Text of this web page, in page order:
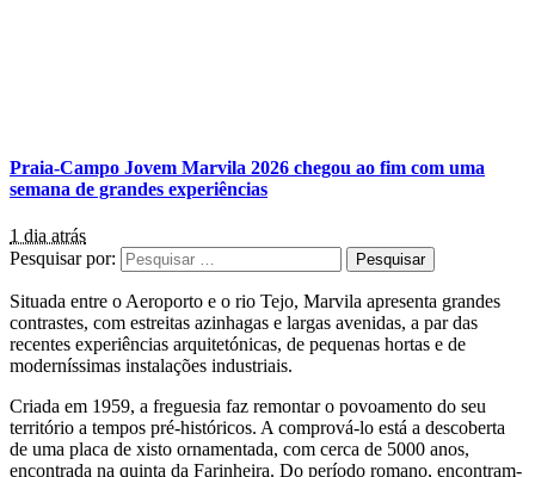
Praia-Campo Jovem Marvila 2026 chegou ao fim com uma
semana de grandes experiências
1 dia atrás
Pesquisar por:
Situada entre o Aeroporto e o rio Tejo, Marvila apresenta grandes
contrastes, com estreitas azinhagas e largas avenidas, a par das
recentes experiências arquitetónicas, de pequenas hortas e de
moderníssimas instalações industriais.
Criada em 1959, a freguesia faz remontar o povoamento do seu
território a tempos pré-históricos. A comprová-lo está a descoberta
de uma placa de xisto ornamentada, com cerca de 5000 anos,
encontrada na quinta da Farinheira. Do período romano, encontram-